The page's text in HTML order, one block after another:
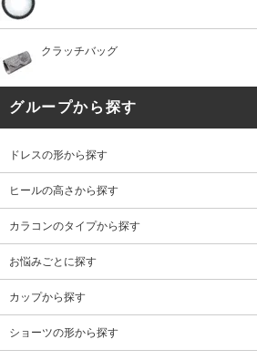
クラッチバッグ
グループから探す
ドレスの形から探す
ヒールの高さから探す
カラコンのタイプから探す
お悩みごとに探す
カップから探す
ショーツの形から探す